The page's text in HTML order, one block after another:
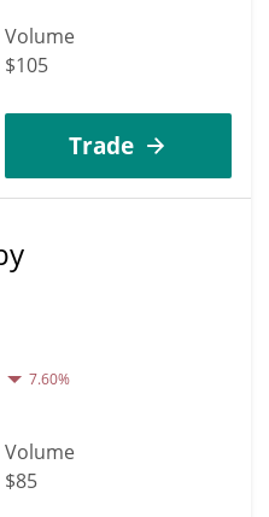
Volume
$105
Trade
7.60%
Volume
$85